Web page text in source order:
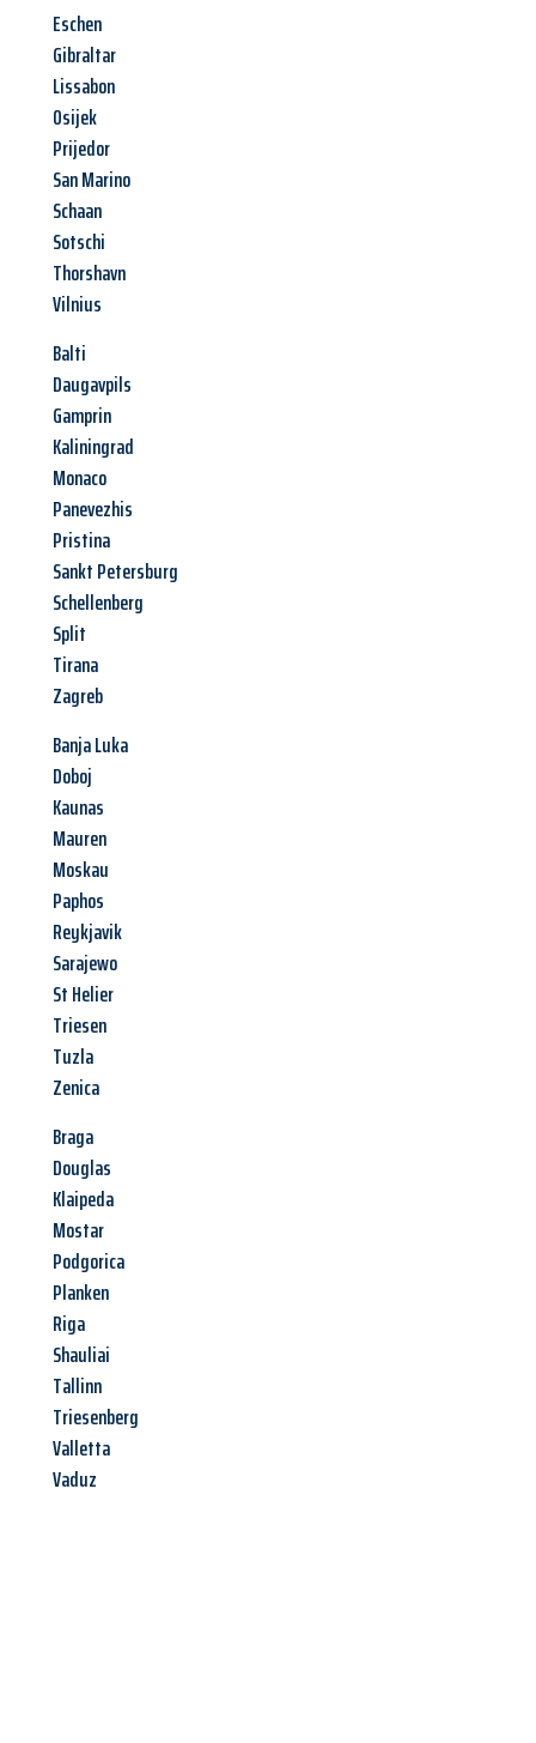
Eschen
Gibraltar
Lissabon
Osijek
Prijedor
San Marino
Schaan
Sotschi
Thorshavn
Vilnius
Balti
Daugavpils
Gamprin
Kaliningrad
Monaco
Panevezhis
Pristina
Sankt Petersburg
Schellenberg
Split
Tirana
Zagreb
Banja Luka
Doboj
Kaunas
Mauren
Moskau
Paphos
Reykjavik
Sarajewo
St Helier
Triesen
Tuzla
Zenica
Braga
Douglas
Klaipeda
Mostar
Podgorica
Planken
Riga
Shauliai
Tallinn
Triesenberg
Valletta
Vaduz